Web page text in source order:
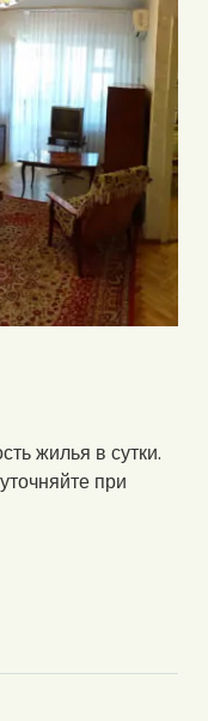
жилья в сутки.
при